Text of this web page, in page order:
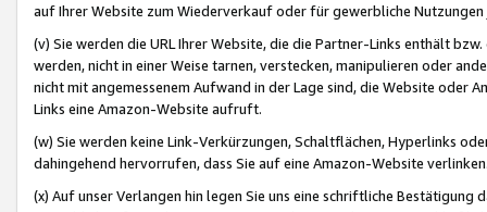
auf Ihrer Website zum Wiederverkauf oder für gewerbliche
(v) Sie werden die URL Ihrer Website, die die Partner-Links enthält
werden, nicht in einer Weise tarnen, verstecken, manipulieren oder
nicht mit angemessenem Aufwand in der Lage sind, die Website oder
Links eine Amazon-Website aufruft.
(w) Sie werden keine Link-Verkürzungen, Schaltflächen, Hyperlinks
dahingehend hervorrufen, dass Sie auf eine Amazon-Website
(x) Auf unser Verlangen hin legen Sie uns eine schriftliche